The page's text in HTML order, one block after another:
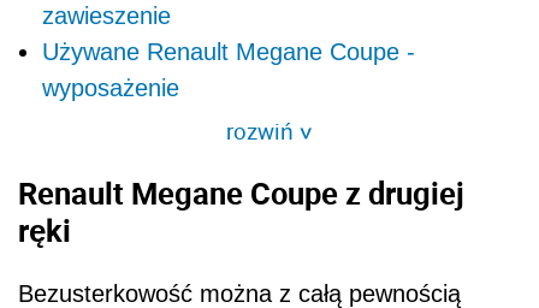
zawieszenie
Używane Renault Megane Coupe -
wyposażenie
rozwiń>
Renault Megane Coupe z drugiej
ręki
Bezusterkowość można z całą pewnością